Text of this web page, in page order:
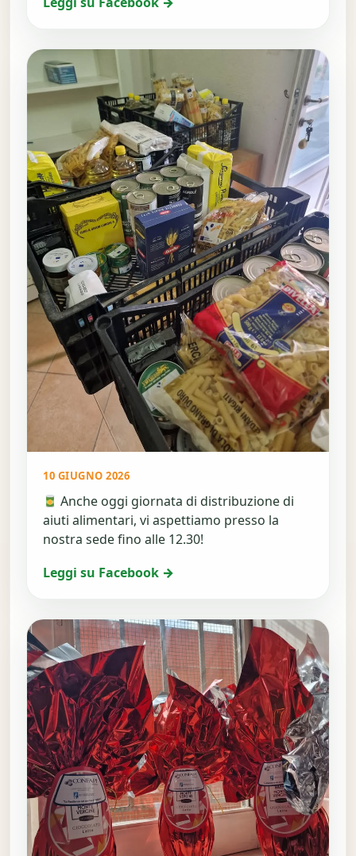
10 GIUGNO 2026
Anche oggi giornata di distribuzione di
aiuti alimentari, vi aspettiamo presso la
nostra sede fino alle 12.30!
Leggi su Facebook →